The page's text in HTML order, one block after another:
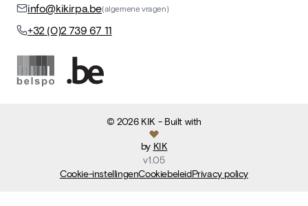
info@kikirpa.be(algemene vragen)
+32 (0)2 739 67 11
©2026 KIK - Built with
by KIK
v1.05
Cookie-instellingenCookiebeleidPrivacy policy